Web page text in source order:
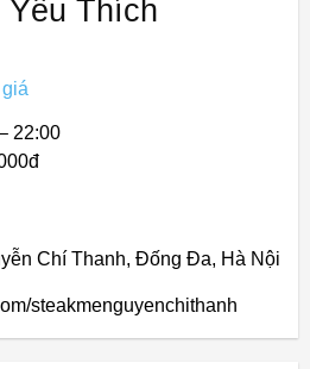
Thích
22:00
Chí Thanh, Đống Đa, Hà Nội
steakmenguyenchithanh